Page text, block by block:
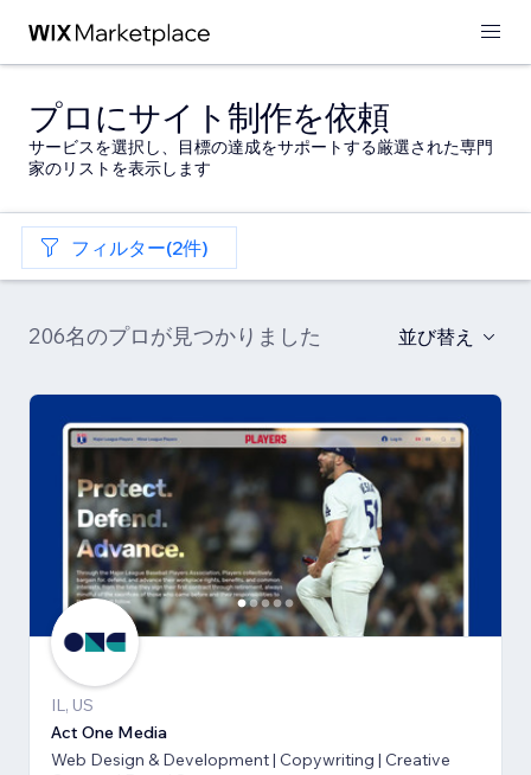
プロにサイト制作を依頼
サービスを選択し、目標の達成をサポートする厳選された専門
家のリストを表示します
フィルター(2件)
206名のプロが見つかりました 並び替え
IL, US
Act One Media
Web Design & Development | Copywriting | Creative